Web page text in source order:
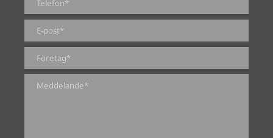
0 av 2000 maximalt antal tecken